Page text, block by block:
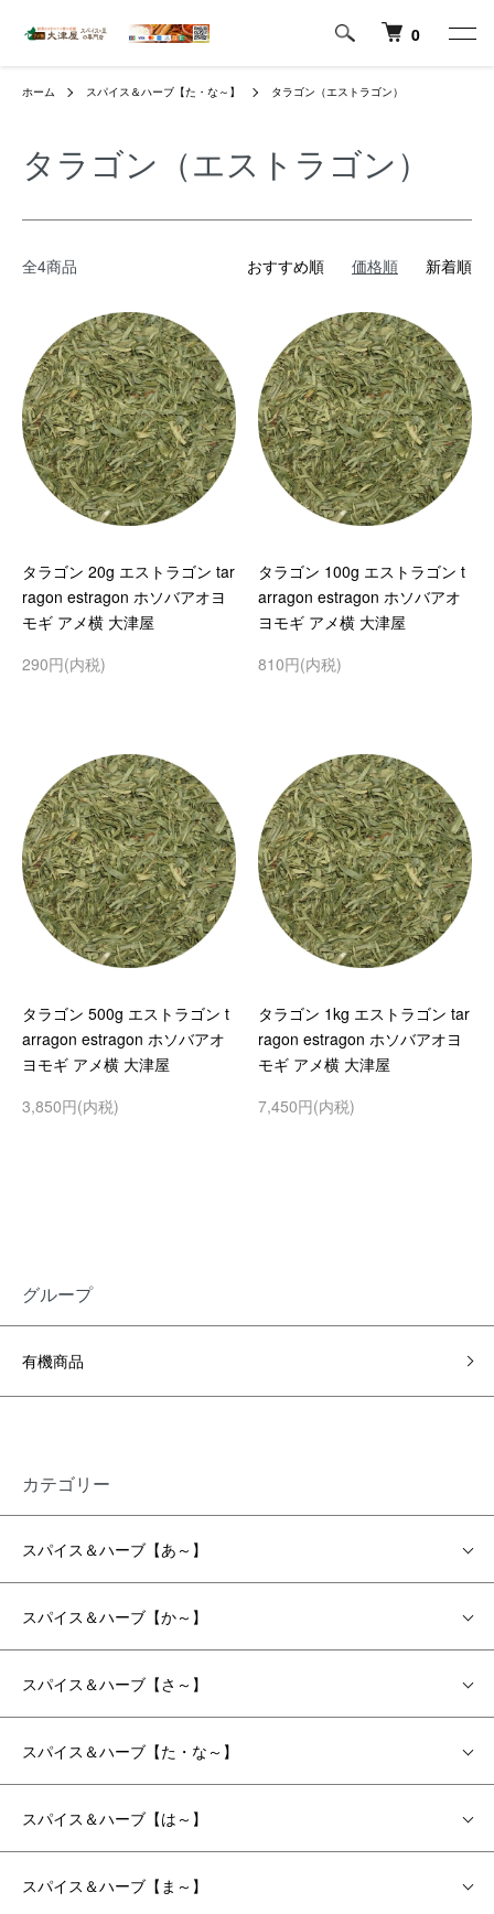
0
ホーム スパイス＆ハーブ【た・な～】 タラゴン（エストラゴン）
タラゴン（エストラゴン）
全4商品 おすすめ順 価格順 新着順
タラゴン 20g エストラゴン tar
ragon estragon ホソバアオヨ
モギ アメ横 大津屋
290円(内税)
タラゴン 100g エストラゴン t
arragon estragon ホソバアオ
ヨモギ アメ横 大津屋
810円(内税)
タラゴン 500g エストラゴン t
arragon estragon ホソバアオ
ヨモギ アメ横 大津屋
3,850円(内税)
タラゴン 1kg エストラゴン tar
ragon estragon ホソバアオヨ
モギ アメ横 大津屋
7,450円(内税)
グループ
有機商品
カテゴリー
スパイス＆ハーブ【あ～】
スパイス＆ハーブ【か～】
スパイス＆ハーブ【さ～】
スパイス＆ハーブ【た・な～】
スパイス＆ハーブ【は～】
スパイス＆ハーブ【ま～】